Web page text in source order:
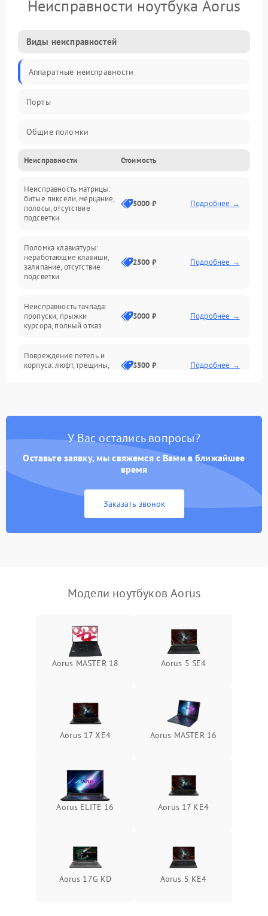
Неисправности ноутбука Aorus
Виды неисправностей
Аппаратные неисправности
Порты
Общие поломки
Устройства
Программные ошибки
Электрические и системные сбои
Интерфейсные проблемы
Батарея
Сеть и интернет
Неисправности Стоимость
Неисправность матрицы:
битые пиксели, мерцание,
полосы, отсутствие
подсветки
5000 ₽ Подробнее →
Поломка клавиатуры:
неработающие клавиши,
залипание, отсутствие
подсветки
2500 ₽ Подробнее →
Неисправность тачпада:
пропуски, прыжки
курсора, полный отказ
3000 ₽ Подробнее →
Повреждение петель и
корпуса: люфт, трещины,
3500 ₽ Подробнее →
быстрая разрядка,
Неисправность зарядного
питания
2000 ₽ Подробнее →
неисправности кулера
пропадание диска
оперативной памяти:
вылеты приложений,
синие экраны
Подробнее →
У Вас остались вопросы?
Оставьте заявку, мы свяжемся с Вами в ближайшее
время
Заказать звонок
Модели ноутбуков Aorus
Aorus MASTER 18 Aorus 5 SE4
Aorus 17 XE4 Aorus MASTER 16
Aorus ELITE 16 Aorus 17 KE4
Aorus 17G KD Aorus 5 KE4